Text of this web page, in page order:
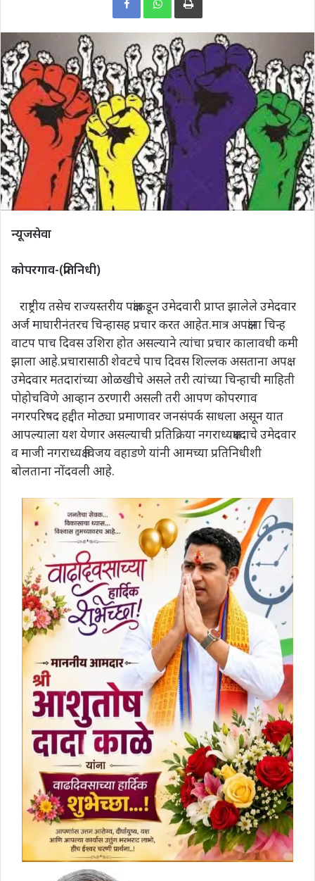
न्यूजसेवा
कोपरगाव-(प्रतिनिधी)
राष्ट्रीय तसेच राज्यस्तरीय पक्षांकडून उमेदवारी प्राप्त झालेले उमेदवार
अर्ज माघारीनंतरच चिन्हासह प्रचार करत आहेत.मात्र अपक्षांना चिन्ह
वाटप पाच दिवस उशिरा होत असल्याने त्यांचा प्रचार कालावधी कमी
झाला आहे.प्रचारासाठी शेवटचे पाच दिवस शिल्लक असताना अपक्ष
उमेदवार मतदारांच्या ओळखीचे असले तरी त्यांच्या चिन्हाची माहिती
पोहोचविणे आव्हान ठरणारी असली तरी आपण कोपरगाव
नगरपरिषद हद्दीत मोठ्या प्रमाणावर जनसंपर्क साधला असून यात
आपल्याला यश येणार असल्याची प्रतिक्रिया नगराध्यक्षपदाचे उमेदवार
व माजी नगराध्यक्ष विजय वहाडणे यांनी आमच्या प्रतिनिधीशी
बोलताना नोंदवली आहे.